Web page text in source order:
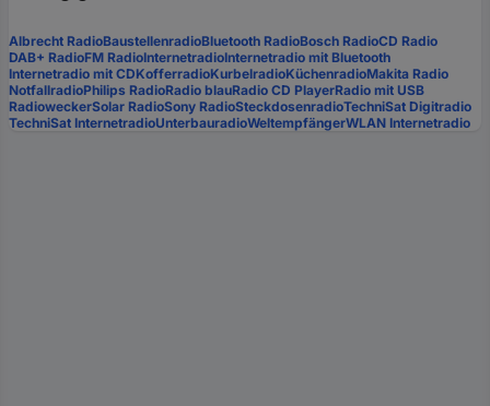
Albrecht RadioBaustellenradioBluetooth RadioBosch RadioCD Radio
DAB+ RadioFM RadioInternetradioInternetradio mit Bluetooth
Internetradio mit CDKofferradioKurbelradioKüchenradioMakita Radio
NotfallradioPhilips RadioRadio blauRadio CD PlayerRadio mit USB
RadioweckerSolar RadioSony RadioSteckdosenradioTechniSat Digitradio
TechniSat InternetradioUnterbauradioWeltempfängerWLAN Internetradio